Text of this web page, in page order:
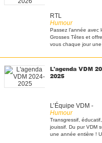
RTL
Humour
Passez l’année avec
Grosses Têtes et
vous chaque jour
L'agenda VDM
2025
L’Équipe VDM -
Humour
Transgressif, éducatif,
jouissif. Du pur VDM
une année entière !